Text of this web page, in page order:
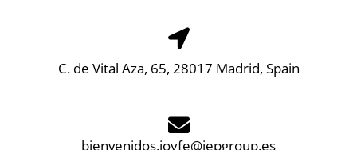
C. de Vital Aza, 65, 28017 Madrid, Spain
bienvenidos.joyfe@iepgroup.es